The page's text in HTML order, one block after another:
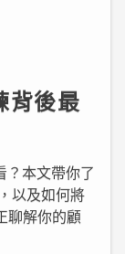
後最
本文帶你了
以及如何將
聊解你的顧